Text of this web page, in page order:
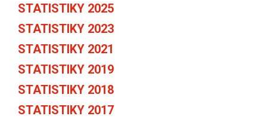
STATISTIKY 2025
STATISTIKY 2023
STATISTIKY 2021
STATISTIKY 2019
STATISTIKY 2018
STATISTIKY 2017